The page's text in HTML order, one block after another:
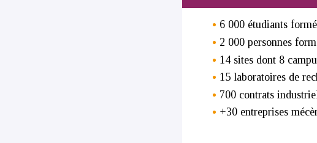
6 000 étudiants
2 000 personnes
14 sites dont 8
15 laboratoires de
700 contrats
+30 entreprises